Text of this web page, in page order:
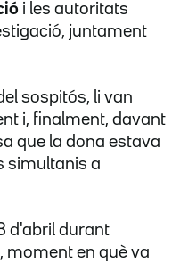
i les autoritats
juntament
sospitós, li van
i, finalment, davant
que la dona estava
simultanis a
d'abril durant
moment en què va